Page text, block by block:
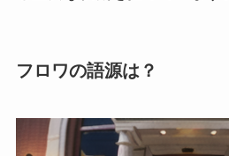
フロワの語源は？